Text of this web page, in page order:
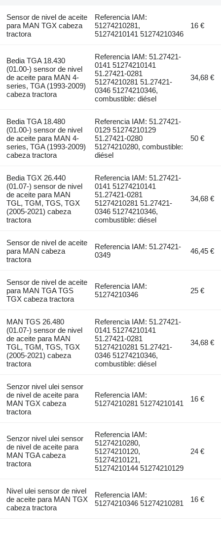
Sensor de nivel de aceite
para MAN TGX cabeza
tractora
Referencia IAM:
51274210281,
51274210141 51274210346
16 €
Bedia TGA 18.430
(01.00-) sensor de nivel
de aceite para MAN 4-
series, TGA (1993-2009)
cabeza tractora
Referencia IAM: 51.27421-
0141 51274210141
51.27421-0281
51274210281 51.27421-
0346 51274210346,
combustible: diésel
34,68 €
Bedia TGA 18.480
(01.00-) sensor de nivel
de aceite para MAN 4-
series, TGA (1993-2009)
cabeza tractora
Referencia IAM: 51.27421-
0129 51274210129
51.27421-0280
51274210280, combustible:
diésel
50 €
Bedia TGX 26.440
(01.07-) sensor de nivel
de aceite para MAN
TGL, TGM, TGS, TGX
(2005-2021) cabeza
tractora
Referencia IAM: 51.27421-
0141 51274210141
51.27421-0281
51274210281 51.27421-
0346 51274210346,
combustible: diésel
34,68 €
Sensor de nivel de aceite
para MAN cabeza
tractora
Referencia IAM: 51.27421-
0349
46,45 €
Sensor de nivel de aceite
para MAN TGA TGS
TGX cabeza tractora
Referencia IAM:
51274210346
25 €
MAN TGS 26.480
(01.07-) sensor de nivel
de aceite para MAN
TGL, TGM, TGS, TGX
(2005-2021) cabeza
tractora
Referencia IAM: 51.27421-
0141 51274210141
51.27421-0281
51274210281 51.27421-
0346 51274210346,
combustible: diésel
34,68 €
Senzor nivel ulei sensor
de nivel de aceite para
MAN TGX cabeza
tractora
Referencia IAM:
51274210281 51274210141
16 €
Senzor nivel ulei sensor
de nivel de aceite para
MAN TGA cabeza
tractora
Referencia IAM:
51274210280,
51274210120,
51274210121,
51274210144 51274210129
24 €
Nivel ulei sensor de nivel
de aceite para MAN TGX
cabeza tractora
Referencia IAM:
51274210346 51274210281
16 €